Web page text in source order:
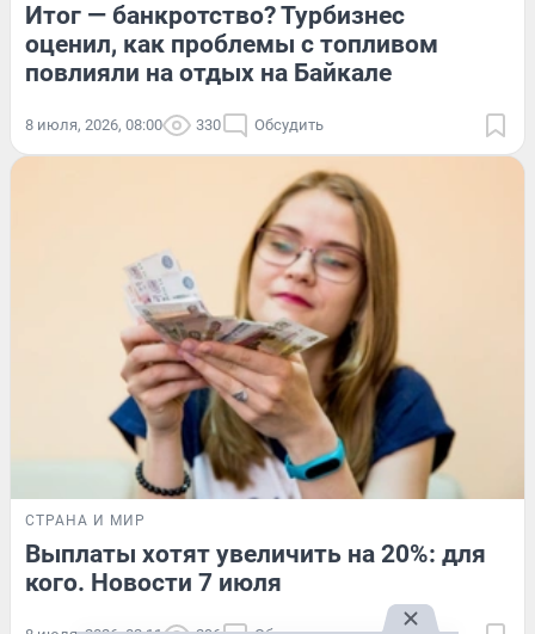
Итог — банкротство? Турбизнес
оценил, как проблемы с топливом
повлияли на отдых на Байкале
8 июля, 2026, 08:00 330 Обсудить
СТРАНА И МИР
Выплаты хотят увеличить на 20%: для
кого. Новости 7 июля